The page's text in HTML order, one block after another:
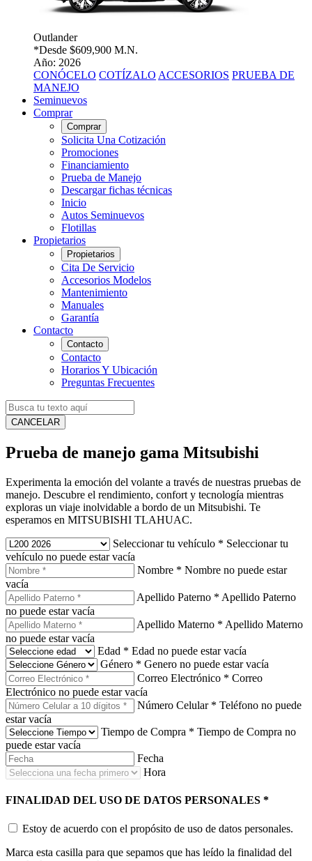
Outlander
*Desde $609,900 M.N.
Año: 2026
CONÓCELO COTÍZALO ACCESORIOS PRUEBA DE
MANEJO
Seminuevos
Comprar
Comprar
Solicita Una Cotización
Promociones
Financiamiento
Prueba de Manejo
Descargar fichas técnicas
Inicio
Autos Seminuevos
Flotillas
Propietarios
Propietarios
Cita De Servicio
Accesorios Modelos
Mantenimiento
Manuales
Garantía
Contacto
Contacto
Contacto
Horarios Y Ubicación
Preguntas Frecuentes
CANCELAR
Prueba de manejo gama Mitsubishi
Experimenta la emoción del volante a través de nuestras pruebas de
manejo. Descubre el rendimiento, confort y tecnología mientras
exploras un viaje inolvidable a bordo de un Mitsubishi. Te
esperamos en MITSUBISHI TLAHUAC.
Seleccionar tu vehículo * Seleccionar tu
vehículo no puede estar vacía
Nombre * Nombre no puede estar
vacía
Apellido Paterno * Apellido Paterno
no puede estar vacía
Apellido Materno * Apellido Materno
no puede estar vacía
Edad * Edad no puede estar vacía
Género * Genero no puede estar vacía
Correo Electrónico * Correo
Electrónico no puede estar vacía
Número Celular * Teléfono no puede
estar vacía
Tiempo de Compra * Tiempo de Compra no
puede estar vacía
Fecha
Hora
FINALIDAD DEL USO DE DATOS PERSONALES *
Estoy de acuerdo con el propósito de uso de datos personales.
Marca esta casilla para que sepamos que has leído la finalidad del